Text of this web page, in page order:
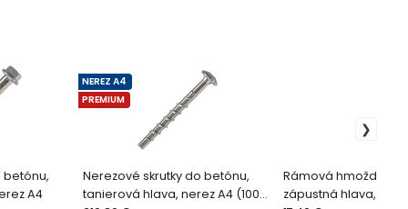
betónu,
A4
Nerezové skrutky do betónu,
tanierová hlava, nerez A4 (100
NEREZ A4
PREMIUM
Rámová hmoždinka
zápustná hlava, Torx